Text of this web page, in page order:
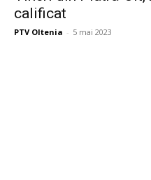
calificat
PTV Oltenia - 5 mai 2023